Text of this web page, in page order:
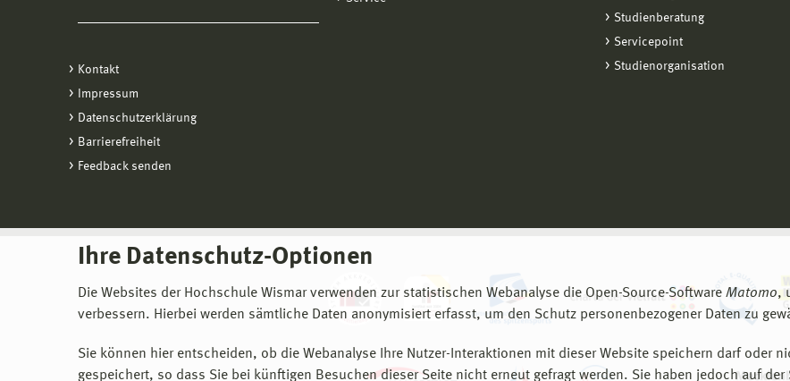
Ihre Datenschutz-Optionen
Die Websites der Hochschule Wismar verwenden zur statistischen Webanalyse die Open-Source-Software Matomo,
verbessern. Hierbei werden sämtliche Daten anonymisiert erfasst, um den Schutz personenbezogener Daten zu
Sie können hier entscheiden, ob die Webanalyse Ihre Nutzer-Interaktionen mit dieser Website speichern darf oder
gespeichert, so dass Sie bei künftigen Besuchen dieser Seite nicht erneut gefragt werden. Sie haben jedoch auf der
Kontakt
Impressum
Datenschutzerklärung
Barrierefreiheit
Feedback senden
Studienberatung
Servicepoint
Studienorganisation